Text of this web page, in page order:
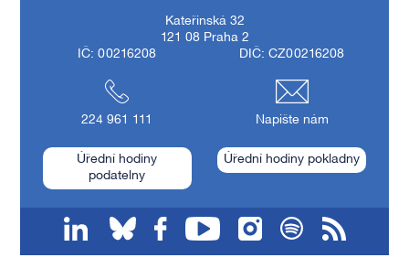
Kateřinská 32
121 08 Praha 2
IČ: 00216208
DIČ: CZ00216208
224 961 111 Napište nám
Úřední hodiny
podatelny
Úřední hodiny pokladny